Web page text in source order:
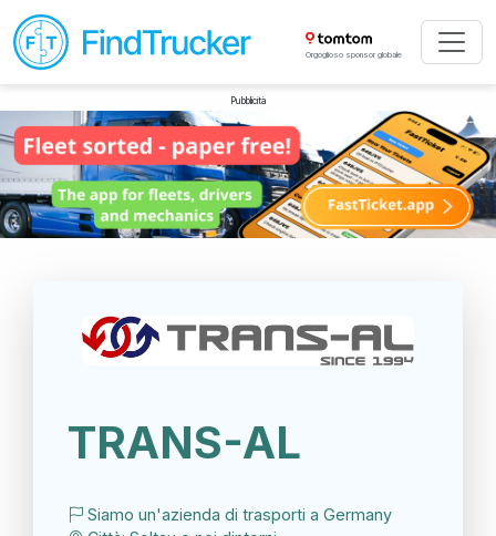
Orgoglioso sponsor globale
Pubblicità
TRANS-AL
Siamo un'azienda di trasporti a Germany